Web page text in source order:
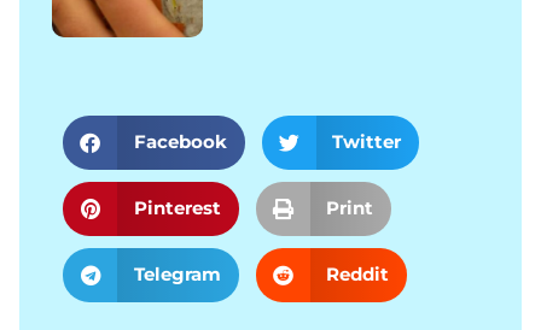
Facebook Twitter
Pinterest Print
Telegram Reddit